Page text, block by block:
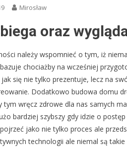
Mirosław
oraz
należy wspomnieć o tym, iż
chociażby na wcześniej
się nie tylko prezentuje, lecz na
Dodatkowo budowa domu
tym wręcz zdrowe dla nas samych
bardziej szybszy gdy idzie o
jako nie tylko proces ale
technologii ale niemal są takie